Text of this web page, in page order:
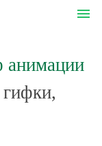
menu
анимации